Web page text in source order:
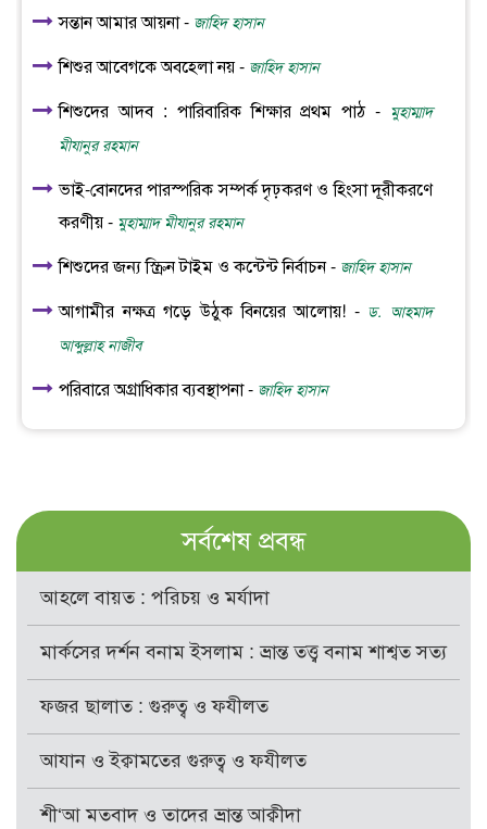
সন্তান আমার আয়না - জাহিদ হাসান
শিশুর আবেগকে অবহেলা নয় - জাহিদ হাসান
শিশুদের আদব : পারিবারিক শিক্ষার প্রথম পাঠ - মুহাম্মাদ
মীযানুর রহমান
ভাই-বোনদের পারস্পরিক সম্পর্ক দৃঢ়করণ ও হিংসা দূরীকরণে
করণীয় - মুহাম্মাদ মীযানুর রহমান
শিশুদের জন্য স্ক্রিন টাইম ও কন্টেন্ট নির্বাচন - জাহিদ হাসান
আগামীর নক্ষত্র গড়ে উঠুক বিনয়ের আলোয়! - ড. আহমাদ
আব্দুল্লাহ নাজীব
পরিবারে অগ্রাধিকার ব্যবস্থাপনা - জাহিদ হাসান
সর্বশেষ প্রবন্ধ
আহলে বায়ত : পরিচয় ও মর্যাদা
মার্কসের দর্শন বনাম ইসলাম : ভ্রান্ত তত্ত্ব বনাম শাশ্বত সত্য
ফজর ছালাত : গুরুত্ব ও ফযীলত
আযান ও ইক্বামতের গুরুত্ব ও ফযীলত
শী‘আ মতবাদ ও তাদের ভ্রান্ত আক্বীদা